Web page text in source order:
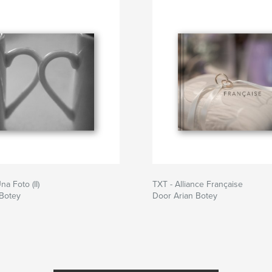
Foto (II)
TXT - Alliance Française
Door Arian Botey